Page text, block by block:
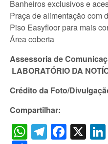
Banheiros exclusivos e
Praça de alimentação com
Piso Easyfloor para mais
Área coberta
Assessoria de
LABORATÓRIO DA
Crédito da Foto/
Compartilhar:
WhatsApp
X